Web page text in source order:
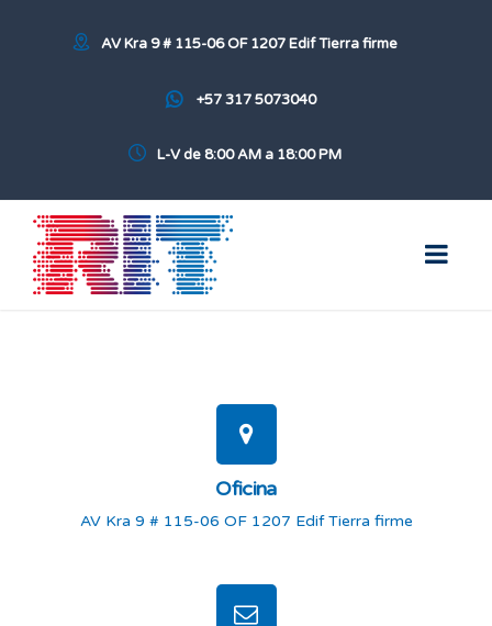
AV Kra 9 # 115-06 OF 1207 Edif Tierra firme
+57 317 5073040
L-V de 8:00 AM a 18:00 PM
Oficina
AV Kra 9 # 115-06 OF 1207 Edif Tierra firme